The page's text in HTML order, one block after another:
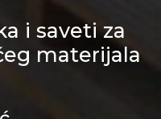
i saveti za
materijala